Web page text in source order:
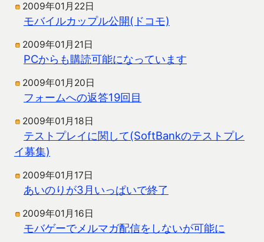
2009年01月22日
モバイルカップル公開(ドコモ)
2009年01月21日
PCからも購読可能になっています
2009年01月20日
フォームへの返答19回目
2009年01月18日
テストプレイに関して(SoftBankのテストプレ
イ募集)
2009年01月17日
あいのりが3月いっぱいで終了
2009年01月16日
モバゲーでメルマガ配信をしないが可能に